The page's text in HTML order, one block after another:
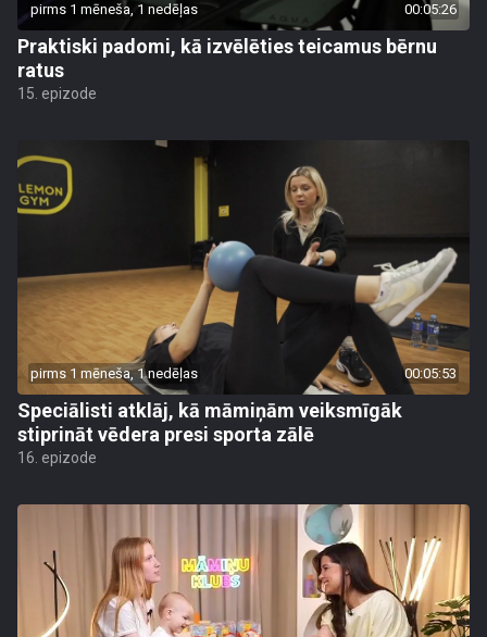
pirms 1 mēneša, 1 nedēļas 00:05:26
Praktiski padomi, kā izvēlēties teicamus bērnu
ratus
15. epizode
pirms 1 mēneša, 1 nedēļas 00:05:53
Speciālisti atklāj, kā māmiņām veiksmīgāk
stiprināt vēdera presi sporta zālē
16. epizode